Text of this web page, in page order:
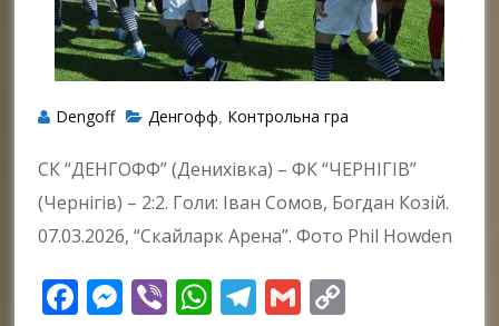
Dengoff Денгофф Контрольна гра
СК “ДЕНГОФФ” (Денихівка) – ФК “ЧЕРНІГІВ”
(Чернігів) – 2:2. Голи: Іван Сомов, Богдан Козій.
07.03.2026, “Скайларк Арена”. Фото Phil Howden
Facebook
Messenger
ViberWhatsApp
Telegram
Gmail